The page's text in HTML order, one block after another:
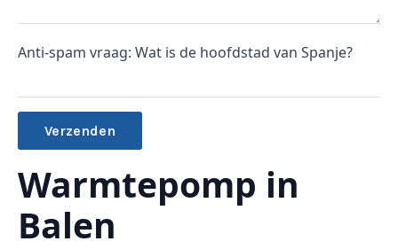
Anti-spam vraag: Wat is de hoofdstad van Spanje?
Alternative:
Warmtepomp in
Balen